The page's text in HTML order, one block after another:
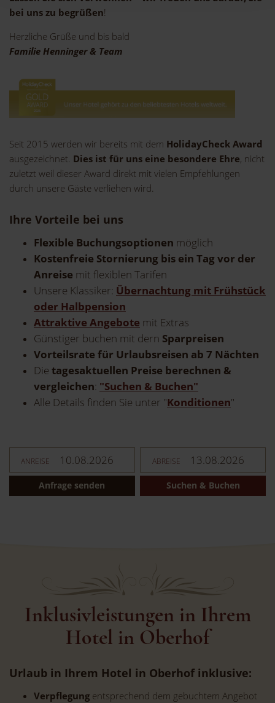
bei uns zu begrüßen!
Herzliche Grüße und bis bald
Familie Henninger & Team
Seit 2015 werden wir bereits mit dem HolidayCheck Award
ausgezeichnet. Dies ist für uns eine besondere Ehre, nicht
zuletzt weil dieser Award direkt mit vielen Empfehlungen
durch unsere Gäste verliehen wird.
Ihre Vorteile bei uns
Flexible Buchungsoptionen möglich
Kostenfreie Stornierung bis ein Tag vor der
Anreise mit flexiblen Tarifen
Unsere Klassiker: Übernachtung mit Frühstück
oder Halbpension
Attraktive Angebote mit Extras
Günstiger buchen mit dern Sparpreisen
Vorteilsrate für Urlaubsreisen ab 7 Nächten
Die tagesaktuellen Preise berechnen &
vergleichen: "Suchen & Buchen"
Alle Details finden Sie unter "Konditionen"
ANREISE ABREISE
Anfrage senden Suchen & Buchen
Inklusivleistungen in Ihrem
Hotel in Oberhof
Urlaub in Ihrem Hotel in Oberhof inklusive:
Verpflegung entsprechend dem gebuchtem Angebot